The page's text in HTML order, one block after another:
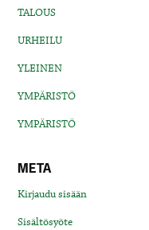
TALOUS
URHEILU
YLEINEN
YMPÄRISTÖ
YMPÄRISTÖ
META
Kirjaudu sisään
Sisältösyöte